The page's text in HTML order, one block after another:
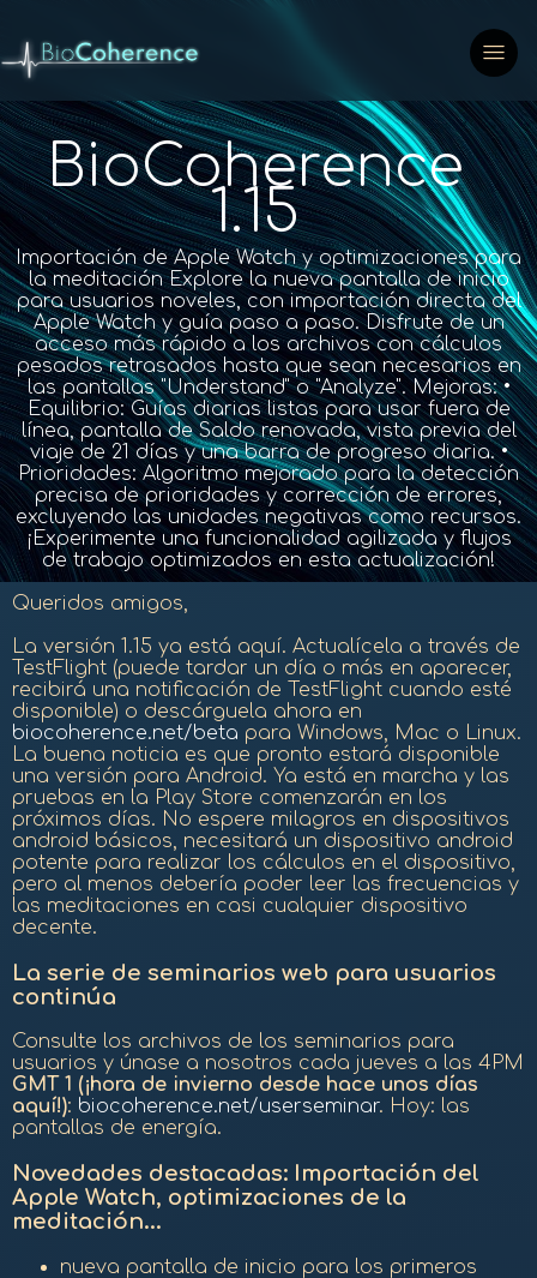
BioCoherence
1.15
Importación de Apple Watch y optimizaciones para
la meditación Explore la nueva pantalla de inicio
para usuarios noveles, con importación directa del
Apple Watch y guía paso a paso. Disfrute de un
acceso más rápido a los archivos con cálculos
pesados retrasados hasta que sean necesarios en
las pantallas "Understand" o "Analyze". Mejoras: •
Equilibrio: Guías diarias listas para usar fuera de
línea, pantalla de Saldo renovada, vista previa del
viaje de 21 días y una barra de progreso diaria. •
Prioridades: Algoritmo mejorado para la detección
precisa de prioridades y corrección de errores,
excluyendo las unidades negativas como recursos.
¡Experimente una funcionalidad agilizada y flujos
de trabajo optimizados en esta actualización!
Queridos amigos,
La versión 1.15 ya está aquí. Actualícela a través de
TestFlight (puede tardar un día o más en aparecer,
recibirá una notificación de TestFlight cuando esté
disponible) o descárguela ahora en
biocoherence.net/beta para Windows, Mac o Linux.
La buena noticia es que pronto estará disponible
una versión para Android. Ya está en marcha y las
pruebas en la Play Store comenzarán en los
próximos días. No espere milagros en dispositivos
android básicos, necesitará un dispositivo android
potente para realizar los cálculos en el dispositivo,
pero al menos debería poder leer las frecuencias y
las meditaciones en casi cualquier dispositivo
decente.
La serie de seminarios web para usuarios
continúa
Consulte los archivos de los seminarios para
usuarios y únase a nosotros cada jueves a las 4PM
GMT 1 (¡hora de invierno desde hace unos días
aquí!): biocoherence.net/userseminar. Hoy: las
pantallas de energía.
Novedades destacadas: Importación del
Apple Watch, optimizaciones de la
meditación...
nueva pantalla de inicio para los primeros